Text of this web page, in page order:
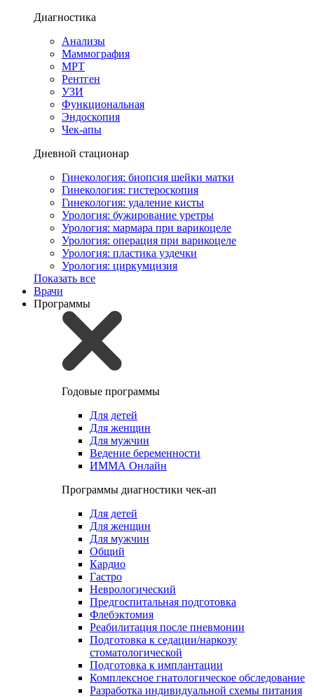
Диагностика
Анализы
Маммография
МРТ
Рентген
УЗИ
Функциональная
Эндоскопия
Чек-апы
Дневной стационар
Гинекология: биопсия шейки матки
Гинекология: гистероскопия
Гинекология: удаление кисты
Урология: бужирование уретры
Урология: мармара при варикоцеле
Урология: операция при варикоцеле
Урология: пластика уздечки
Урология: циркумцизия
Показать все
Врачи
Программы
Годовые программы
Для детей
Для женщин
Для мужчин
Ведение беременности
ИММА Онлайн
Программы диагностики чек-ап
Для детей
Для женщин
Для мужчин
Общий
Кардио
Гастро
Неврологический
Предгоспитальная подготовка
Флебэктомия
Реабилитация после пневмонии
Подготовка к седации/наркозу
стоматологической
Подготовка к имплантации
Комплексное гнатологическое обследование
Разработка индивидуальной схемы питания